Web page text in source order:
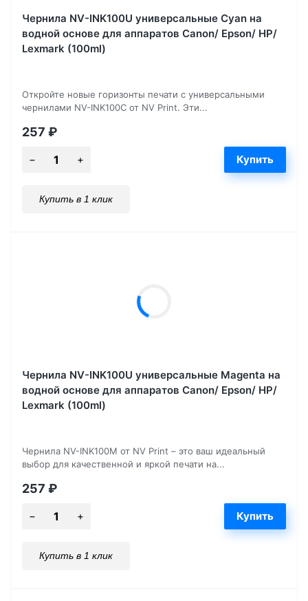
Чернила NV-INK100U универсальные Cyan на
водной основе для аппаратов Сanon/ Epson/ НР/
Lexmark (100ml)
Откройте новые горизонты печати с универсальными
чернилами NV-INK100C от NV Print. Эти...
257 ₽
Купить в 1 клик
Чернила NV-INK100U универсальные Magenta на
водной основе для аппаратов Сanon/ Epson/ НР/
Lexmark (100ml)
Чернила NV-INK100M от NV Print – это ваш идеальный
выбор для качественной и яркой печати на...
257 ₽
Купить в 1 клик